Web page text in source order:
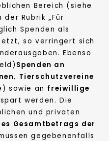
Bereich (siehe
Rubrik „Für
Spenden als
so verringert sich
Ebenso
Spenden an
, Tierschutzvereine
sowie an freiwillige
werden. Die
und privaten
Gesamtbetrags der
gegebenenfalls